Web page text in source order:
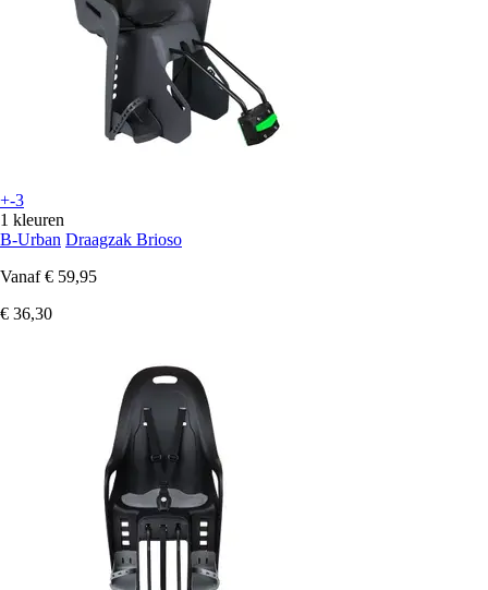
+-3
1 kleuren
B-Urban Draagzak Brioso
Vanaf € 59,95
€ 36,30